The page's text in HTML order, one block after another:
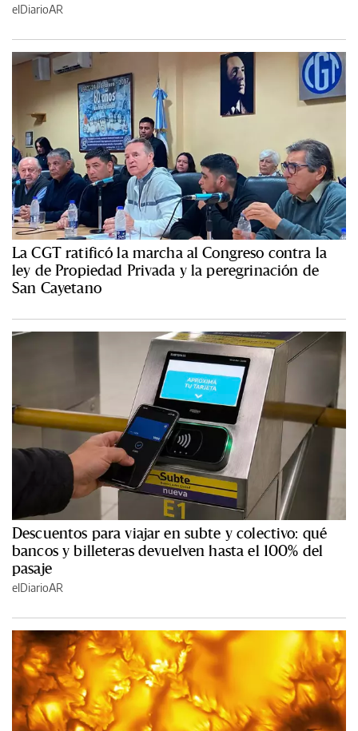
elDiarioAR
La CGT ratificó la marcha al Congreso contra la
ley de Propiedad Privada y la peregrinación de
San Cayetano
Descuentos para viajar en subte y colectivo: qué
bancos y billeteras devuelven hasta el 100% del
pasaje
elDiarioAR